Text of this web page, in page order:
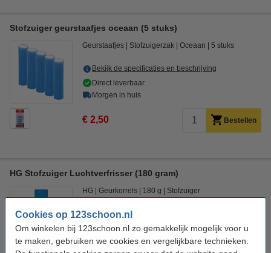
Cookies op 123schoon.nl
Om winkelen bij 123schoon.nl zo gemakkelijk mogelijk voor u
te maken, gebruiken we cookies en vergelijkbare technieken.
Stofzuiger geurstaafjes oceaan (5 stuks)
Geurstaafjes Stofzuigerzak Oceaan 5 stuks
Bekijk de specificaties en beschrijving
Direct leverbaar
Morgen in huis
€ 2,50 Bestellen
HG Stofzuiger Luchtverfrisser (180 gram)
HG Geurkorrels 180 g Stofzuiger
Bekijk de specificaties en beschrijving
Direct leverbaar
Morgen in huis